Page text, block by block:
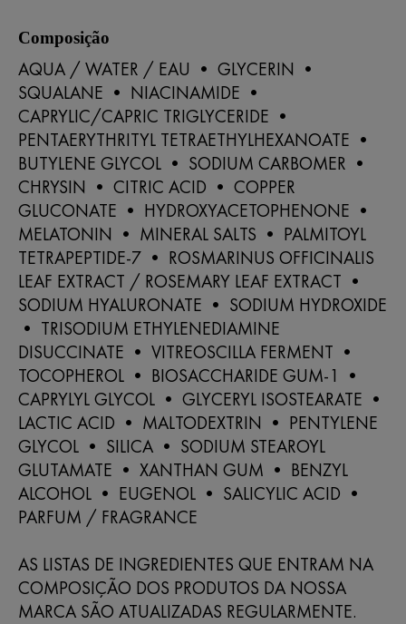
Composição
AQUA / WATER / EAU • GLYCERIN •
SQUALANE • NIACINAMIDE •
CAPRYLIC/CAPRIC TRIGLYCERIDE •
PENTAERYTHRITYL TETRAETHYLHEXANOATE •
BUTYLENE GLYCOL • SODIUM CARBOMER •
CHRYSIN • CITRIC ACID • COPPER
GLUCONATE • HYDROXYACETOPHENONE •
MELATONIN • MINERAL SALTS • PALMITOYL
TETRAPEPTIDE-7 • ROSMARINUS OFFICINALIS
LEAF EXTRACT / ROSEMARY LEAF EXTRACT •
SODIUM HYALURONATE • SODIUM HYDROXIDE
• TRISODIUM ETHYLENEDIAMINE
DISUCCINATE • VITREOSCILLA FERMENT •
TOCOPHEROL • BIOSACCHARIDE GUM-1 •
CAPRYLYL GLYCOL • GLYCERYL ISOSTEARATE •
LACTIC ACID • MALTODEXTRIN • PENTYLENE
GLYCOL • SILICA • SODIUM STEAROYL
GLUTAMATE • XANTHAN GUM • BENZYL
ALCOHOL • EUGENOL • SALICYLIC ACID •
PARFUM / FRAGRANCE
AS LISTAS DE INGREDIENTES QUE ENTRAM NA
COMPOSIÇÃO DOS PRODUTOS DA NOSSA
MARCA SÃO ATUALIZADAS REGULARMENTE.